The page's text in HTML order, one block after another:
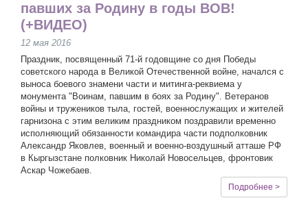
павших за Родину в годы ВОВ!
(+ВИДЕО)
12 мая 2016
Праздник, посвященный 71-й годовщине со дня Победы
советского народа в Великой Отечественной войне, начался с
выноса боевого знамени части и митинга-реквиема у
монумента "Воинам, павшим в боях за Родину". Ветеранов
войны и тружеников тыла, гостей, военнослужащих и жителей
гарнизона с этим великим праздником поздравили временно
исполняющий обязанности командира части подполковник
Александр Яковлев, военный и военно-воздушный атташе РФ
в Кыргызстане полковник Николай Новосельцев, фронтовик
Аскар Чожебаев.
Подробнее >